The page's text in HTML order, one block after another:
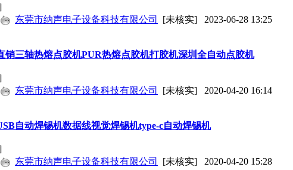
]
东莞市纳声电子设备科技有限公司
[未核实] 2023-06-28 13:25
销三轴热熔点胶机PUR热熔点胶机打胶机深圳全自动点胶机
]
东莞市纳声电子设备科技有限公司
[未核实] 2020-04-20 16:14
自动焊锡机数据线视觉焊锡机type-c自动焊锡机
]
东莞市纳声电子设备科技有限公司
[未核实] 2020-04-20 15:28